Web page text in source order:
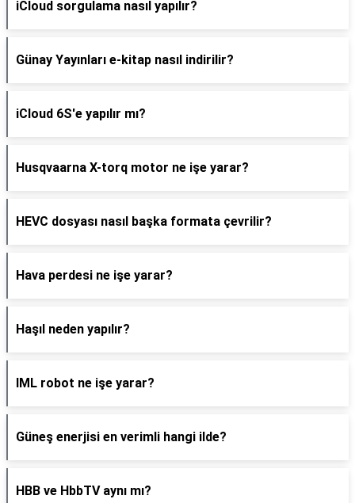
iCloud sorgulama nasıl yapılır?
Günay Yayınları e-kitap nasıl indirilir?
iCloud 6S'e yapılır mı?
Husqvaarna X-torq motor ne işe yarar?
HEVC dosyası nasıl başka formata çevrilir?
Hava perdesi ne işe yarar?
Haşıl neden yapılır?
IML robot ne işe yarar?
Güneş enerjisi en verimli hangi ilde?
HBB ve HbbTV aynı mı?